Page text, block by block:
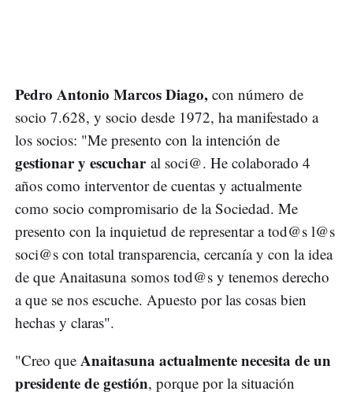
Pedro Antonio Marcos Diago, con número de
socio 7.628, y socio desde 1972, ha manifestado a
los socios: "Me presento con la intención de
gestionar y escucharal soci@. He colaborado 4
años como interventor de cuentas y actualmente
como socio compromisario de la Sociedad. Me
presento con la inquietud de representar a tod@s l@s
soci@s con total transparencia, cercanía y con la idea
de que Anaitasuna somos tod@s y tenemos derecho
a que se nos escuche. Apuesto por las cosas bien
hechas y claras".
"Creo que Anaitasuna actualmente necesita de un
presidente de gestión, porque por la situación